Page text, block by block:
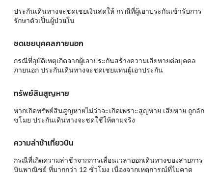
ประกันเดินทางจะชดเชยเงินสดให้ กรณีที่ผู้เอาประกันเข้ารับการ
รักษาตัวเป็นผู้ป่วยใน
ชดเชยบุคคลภายนอก
กรณีที่อุบัติเหตุเกิดจากผู้เอาประกันสร้างความเสียหายต่อบุคคล
ภายนอก ประกันเดินทางจะชดเชยแทนผู้เอาประกัน
ทรัพย์สินสูญหาย
หากเกิดทรัพย์สินสูญหายไม่ว่าจะเกิดเพราะสูญหาย เสียหาย ถูกลัก
ขโมย ประกันเดินทางจะชดใช้ให้ตามจริง
ความล่าช้าเที่ยวบิน
กรณีที่เกิดความล่าช้าจากการเลื่อนเวลาออกเดินทางของสายการ
บินพาณิชย์ ที่มากกว่า 12 ชั่วโมง เนื่องจากเหตุการณ์ที่ไม่คาด